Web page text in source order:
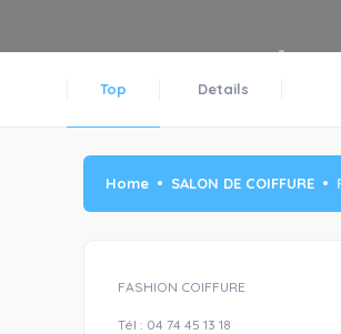
Top Details
Home SALON DE COIFFURE
FASHION COIFFURE
Tél : 04 74 45 13 18